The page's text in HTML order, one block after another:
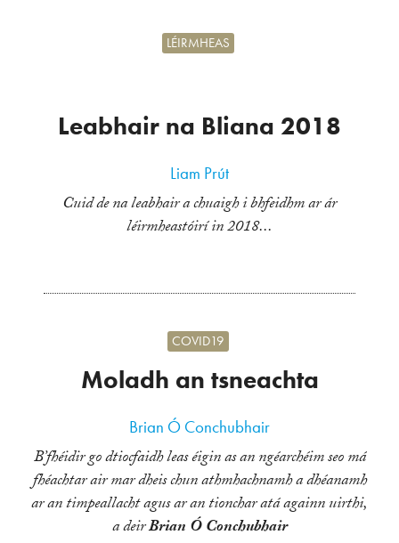
Leabhair na Bliana 2018
LÉIRMHEAS
Liam Prút
Cuid de na leabhair a chuaigh i bhfeidhm ar ár
léirmheastóirí in 2018...
Moladh an tsneachta
COVID19
Brian Ó Conchubhair
B’fhéidir go dtiocfaidh leas éigin as an ngéarchéim seo má
fhéachtar air mar dheis chun athmhachnamh a dhéanamh
ar an timpeallacht agus ar an tionchar atá againn uirthi,
a deirBrian Ó Conchubhair